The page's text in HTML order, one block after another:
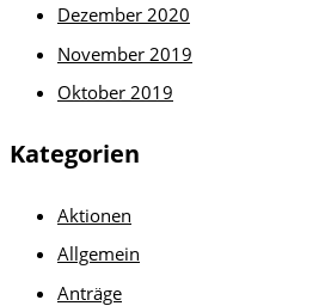
Dezember 2020
November 2019
Oktober 2019
Kategorien
Aktionen
Allgemein
Anträge